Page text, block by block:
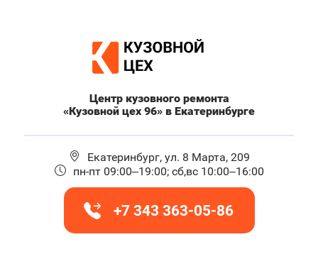
Центр кузовного ремонта
«Кузовной цех 96» в Екатеринбурге
Екатеринбург, ул. 8 Марта, 209
пн-пт 09:00–19:00; сб,вс 10:00–16:00
+7 343 363-05-86